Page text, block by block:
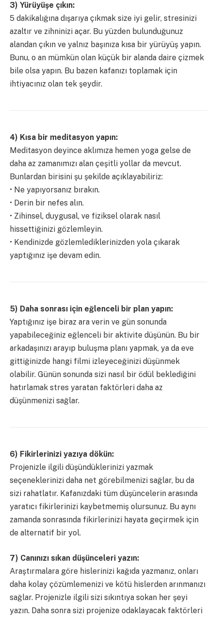
3) Yürüyüşe çıkın:
5 dakikalığına dışarıya çıkmak size iyi gelir, stresinizi
azaltır ve zihninizi açar. Bu yüzden bulunduğunuz
alandan çıkın ve yalnız başınıza kısa bir yürüyüş yapın.
Bunu, o an mümkün olan küçük bir alanda daire çizmek
bile olsa yapın. Bu bazen kafanızı toplamak için
ihtiyacınız olan tek şeydir.
4) Kısa bir meditasyon yapın:
Meditasyon deyince aklımıza hemen yoga gelse de
daha az zamanımızı alan çeşitli yollar da mevcut.
Bunlardan birisini şu şekilde açıklayabiliriz:
• Ne yapıyorsanız bırakın.
• Derin bir nefes alın.
• Zihinsel, duygusal, ve fiziksel olarak nasıl
hissettiğinizi gözlemleyin.
• Kendinizde gözlemlediklerinizden yola çıkarak
yaptığınız işe devam edin.
5) Daha sonrası için eğlenceli bir plan yapın:
Yaptığınız işe biraz ara verin ve gün sonunda
yapabileceğiniz eğlenceli bir aktivite düşünün. Bu bir
arkadaşınızı arayıp buluşma planı yapmak, ya da eve
gittiğinizde hangi filmi izleyeceğinizi düşünmek
olabilir. Günün sonunda sizi nasıl bir ödül beklediğini
hatırlamak stres yaratan faktörleri daha az
düşünmenizi sağlar.
6) Fikirlerinizi yazıya dökün:
Projenizle ilgili düşündüklerinizi yazmak
seçeneklerinizi daha net görebilmenizi sağlar, bu da
sizi rahatlatır. Kafanızdaki tüm düşüncelerin arasında
yaratıcı fikirlerinizi kaybetmemiş olursunuz. Bu aynı
zamanda sonrasında fikirlerinizi hayata geçirmek için
de alternatif bir yol.
7) Canınızı sıkan düşünceleri yazın:
Araştırmalara göre hislerinizi kağıda yazmanız, onları
daha kolay çözümlemenizi ve kötü hislerden arınmanızı
sağlar. Projenizle ilgili sizi sıkıntıya sokan her şeyi
yazın. Daha sonra sizi projenize odaklayacak faktörleri